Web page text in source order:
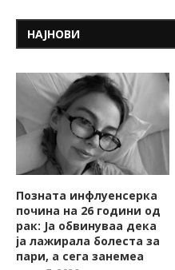
НАЈНОВИ
Позната инфлуенсерка
почина на 26 години од
рак: Ја обвинуваа дека
ја лажирала болеста за
пари, а сега занемеа